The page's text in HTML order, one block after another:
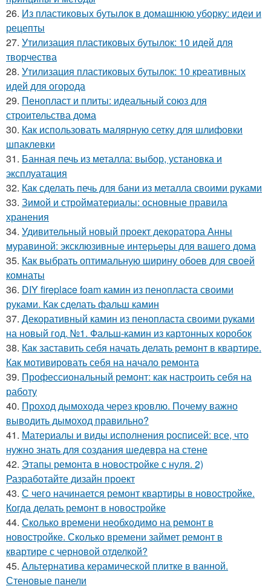
26. Из пластиковых бутылок в домашнюю уборку: идеи и
рецепты
27. Утилизация пластиковых бутылок: 10 идей для
творчества
28. Утилизация пластиковых бутылок: 10 креативных
идей для огорода
29. Пенопласт и плиты: идеальный союз для
строительства дома
30. Как использовать малярную сетку для шлифовки
шпаклевки
31. Банная печь из металла: выбор, установка и
эксплуатация
32. Как сделать печь для бани из металла своими руками
33. Зимой и стройматериалы: основные правила
хранения
34. Удивительный новый проект декоратора Анны
муравиной: эксклюзивные интерьеры для вашего дома
35. Как выбрать оптимальную ширину обоев для своей
комнаты
36. DIY fireplace foam камин из пенопласта своими
руками. Как сделать фальш камин
37. Декоративный камин из пенопласта своими руками
на новый год. №1. Фальш-камин из картонных коробок
38. Как заставить себя начать делать ремонт в квартире.
Как мотивировать себя на начало ремонта
39. Профессиональный ремонт: как настроить себя на
работу
40. Проход дымохода через кровлю. Почему важно
выводить дымоход правильно?
41. Материалы и виды исполнения росписей: все, что
нужно знать для создания шедевра на стене
42. Этапы ремонта в новостройке с нуля. 2)
Разработайте дизайн проект
43. С чего начинается ремонт квартиры в новостройке.
Когда делать ремонт в новостройке
44. Сколько времени необходимо на ремонт в
новостройке. Сколько времени займет ремонт в
квартире с черновой отделкой?
45. Альтернатива керамической плитке в ванной.
Стеновые панели